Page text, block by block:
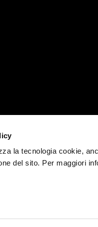
la tecnologia cookie,
del sito. Per maggiori